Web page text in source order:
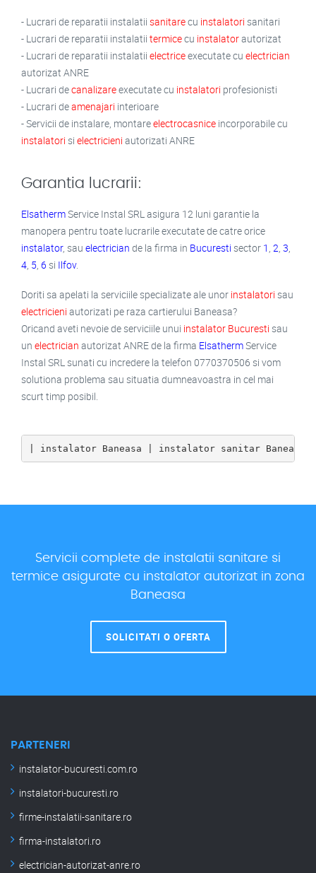
- Lucrari de reparatii instalatii sanitarecu instalatori sanitari
- Lucrari de reparatii instalatii termicecu instalatorautorizat
- Lucrari de reparatii instalatii electriceexecutate cu electrician
autorizat ANRE
- Lucrari decanalizareexecutate cu instalatori profesionisti
- Lucrari deamenajari interioare
- Servicii de instalare, montareelectrocasnice incorporabile cu
instalatori si electricieni autorizati ANRE
Garantia lucrarii:
ElsathermService Instal SRL asigura 12 luni garantie la
manopera pentru toate lucrarile executate de catre orice
instalator, sau electrician de la firma in Bucuresti sector 1 , 2, 3,
4, 5, 6 si Ilfov.
Doriti sa apelati la serviciile specializate ale unor instalatori sau
electricieni autorizati pe raza cartierului Baneasa?
Oricand aveti nevoie de serviciile unui instalator Bucuresti sau
un electrician autorizat ANRE de la firma ElsathermService
Instal SRL sunati cu incredere la telefon 0770370506 si vom
solutiona problema sau situatia dumneavoastra in cel mai
scurt timp posibil.
| instalator Baneasa | instalator sanitar
Servicii complete de instalatii sanitare si
termice asigurate cu instalator autorizat in zona
Baneasa
SOLICITATI O OFERTA
PARTENERI
instalator-bucuresti.com.ro
instalatori-bucuresti.ro
firme-instalatii-sanitare.ro
firma-instalatori.ro
electrician-autorizat-anre.ro